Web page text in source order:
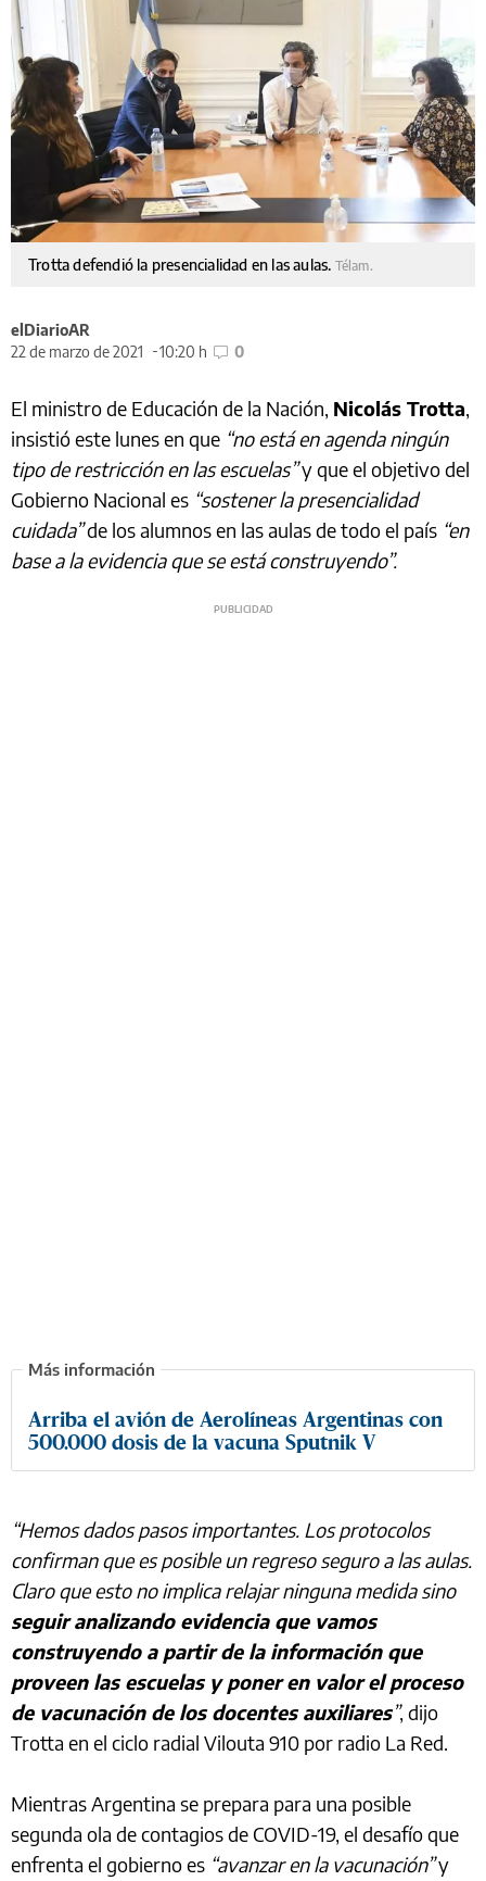
Trotta defendió la presencialidad en las aulas. Télam.
elDiarioAR
22 de marzo de 2021
10:20 h 0
El ministro de Educación de la Nación, Nicolás Trotta,
insistió este lunes en que “no está en agenda ningún
tipo de restricción en las escuelas”y que el objetivo del
Gobierno Nacional es “sostener la presencialidad
cuidada”de los alumnos en las aulas de todo el país “en
base a la evidencia que se está construyendo”.
Arriba el avión de Aerolíneas Argentinas con
500.000 dosis de la vacuna Sputnik V
“Hemos dados pasos importantes. Los protocolos
confirman que es posible un regreso seguro a las aulas.
Claro que esto no implica relajar ninguna medida sino
seguir analizando evidencia que vamos
construyendo a partir de la información que
proveen las escuelas y poner en valor el proceso
de vacunación de los docentes auxiliares”, dijo
Trotta en el ciclo radial Vilouta 910 por radio La Red.
Mientras Argentina se prepara para una posible
segunda ola de contagios de COVID-19, el desafío que
enfrenta el gobierno es “avanzar en la vacunación”y